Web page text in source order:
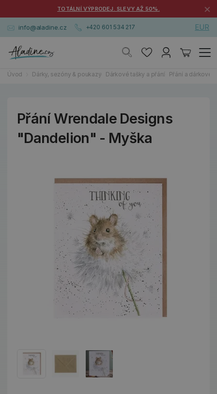
TOTÁLNÍ VÝPRODEJ. SLEVY AŽ 50%. ×
info@aladine.cz +420 601 534 217 EUR
Úvod Dárky, sezóny & poukazy Dárkové tašky a přání Přání a dárkové
Přání Wrendale Designs
"Dandelion" - Myška